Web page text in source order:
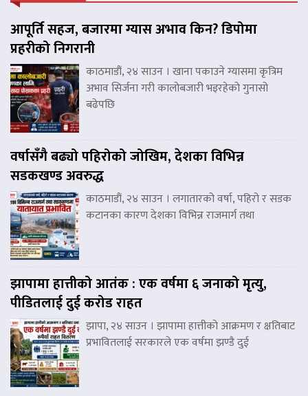
आपूर्ति सहज, बजारमा ग्यास अभाव किन? डिपोमा
प्रहरीको निगरानी
काठमाडौं, २४ साउन । खाना पकाउने ग्यासमा कृत्रिम
अभाव सिर्जना गरी कालोबजारी भइरहेको गुनासो
बढेपछि
वर्षासँगै बढ्यो पहिरोको जोखिम, देशका विभिन्न
सडकखण्ड अवरुद्ध
काठमाडौं, २४ साउन । लगातारको वर्षा, पहिरो र सडक
कटानका कारण देशका विभिन्न राजमार्ग तथा
झापामा हात्तीको आतंक : एक वर्षमा ६ जनाको मृत्यु,
पीडितलाई दुई करोड राहत
झापा, २४ साउन । झापामा हात्तीको आक्रमण र क्षतिबाट
प्रभावितलाई सरकारले एक वर्षमा झण्डै दुई